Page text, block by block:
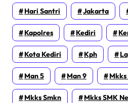
Hari Santri Jakarta
Kapolres Kediri
Kota Kediri Kph
Man 5 Man 9 Mkks
Mkks Smkn Mkks SMK